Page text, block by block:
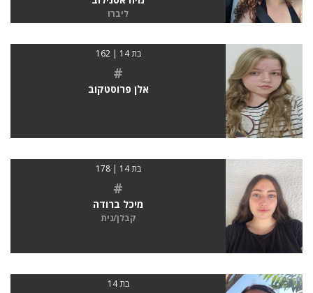
ליברו
בת 14 | 162
#
אלן פרוסטקוב
בת 14 | 178
#
מיכל ברודה
קבלן/נית
בת 14